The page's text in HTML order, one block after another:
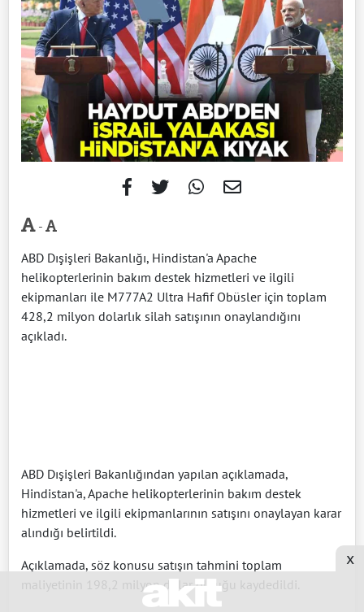
-
ABD Dışişleri Bakanlığı, Hindistan'a Apache
helikopterlerinin bakım destek hizmetleri ve ilgili
ekipmanları ile M777A2 Ultra Hafif Obüsler için toplam
428,2 milyon dolarlık silah satışının onaylandığını
açıkladı.
ABD Dışişleri Bakanlığından yapılan açıklamada,
Hindistan'a, Apache helikopterlerinin bakım destek
hizmetleri ve ilgili ekipmanlarının satışını onaylayan karar
alındığı belirtildi.
Açıklamada, söz konusu satışın tahmini toplam
maliyetinin 198,2 milyon dolar olduğu kaydedildi.
x